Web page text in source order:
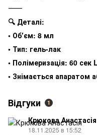
⸻
🔍 Деталі:
• Обʼєм: 8 мл
• Тип: гель-лак
• Полімеризація: 60 сек
• Знімається апаратом
Відгуки 1
Крюкова Анастасія
18.11.2025 в 15:52